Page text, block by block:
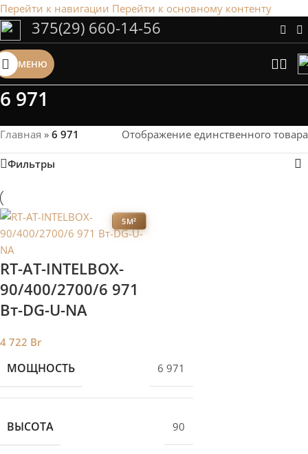
Перейти к навигации Перейти к основному контенту
Сэкономим Ваше время на подбор
Рассчитаем мощность | Предложим от 3х вариантов | В
наличии и под заказ
375(29) 660-14-56
МЕНЮ
6 971
Главная » 6 971 Отображение единственного товара
Фильтры
5М²
RT-AT-INTELBOX-
90/400/2700/6 971
Вт-DG-U-NA
4 722 Br
МОЩНОСТЬ 6 971
ВЫСОТА 90